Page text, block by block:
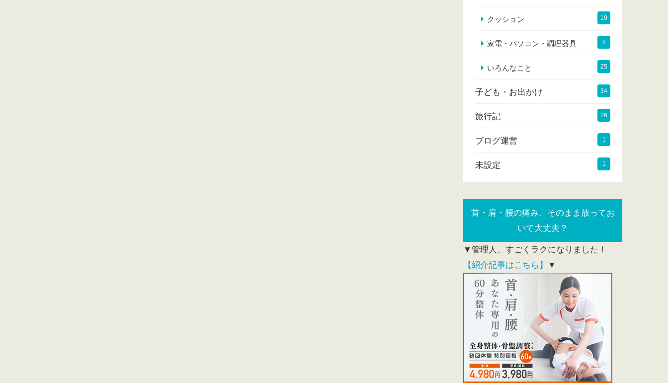
クッション 19
家電・パソコン・調理器具 8
いろんなこと 25
子ども・お出かけ 34
旅行記 26
ブログ運営 1
未設定 1
首・肩・腰の痛み、そのまま放ってお
いて大丈夫？
▼管理人、すごくラクになりました！
【紹介記事はこちら】
▼